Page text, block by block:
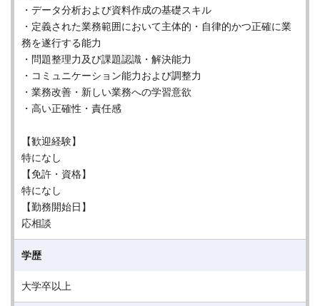
・データ分析および資料作成の基礎スキル
・定義された業務範囲において主体的・自律的かつ正確に業
務を遂行する能力
・問題整理力及び課題認識・解決能力
・コミュニケーション能力および調整力
・業務改善・新しい業務への学習意欲
・高い正確性・責任感
【歓迎経験】
特になし
【免許・資格】
特になし
【勤務開始日】
応相談
学歴
大学卒以上